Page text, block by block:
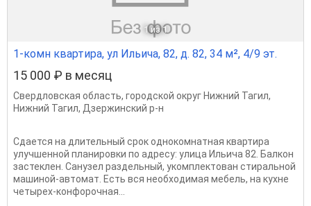
1 из 1
1-комн квартира, ул Ильича, 82, д. 82, 34 м², 4/9 эт.
15 000 ₽ в месяц
Свердловская область, городской округ Нижний Тагил,
Нижний Тагил, Дзержинский р-н
Сдается на длительный срок однокомнатная квартира
улучшенной планировки по адресу: улица Ильича 82. Балкон
застеклен. Санузел раздельный, укомплектован стиральной
машиной-автомат. Есть вся необходимая мебель, на кухне
четырех-конфорочная...